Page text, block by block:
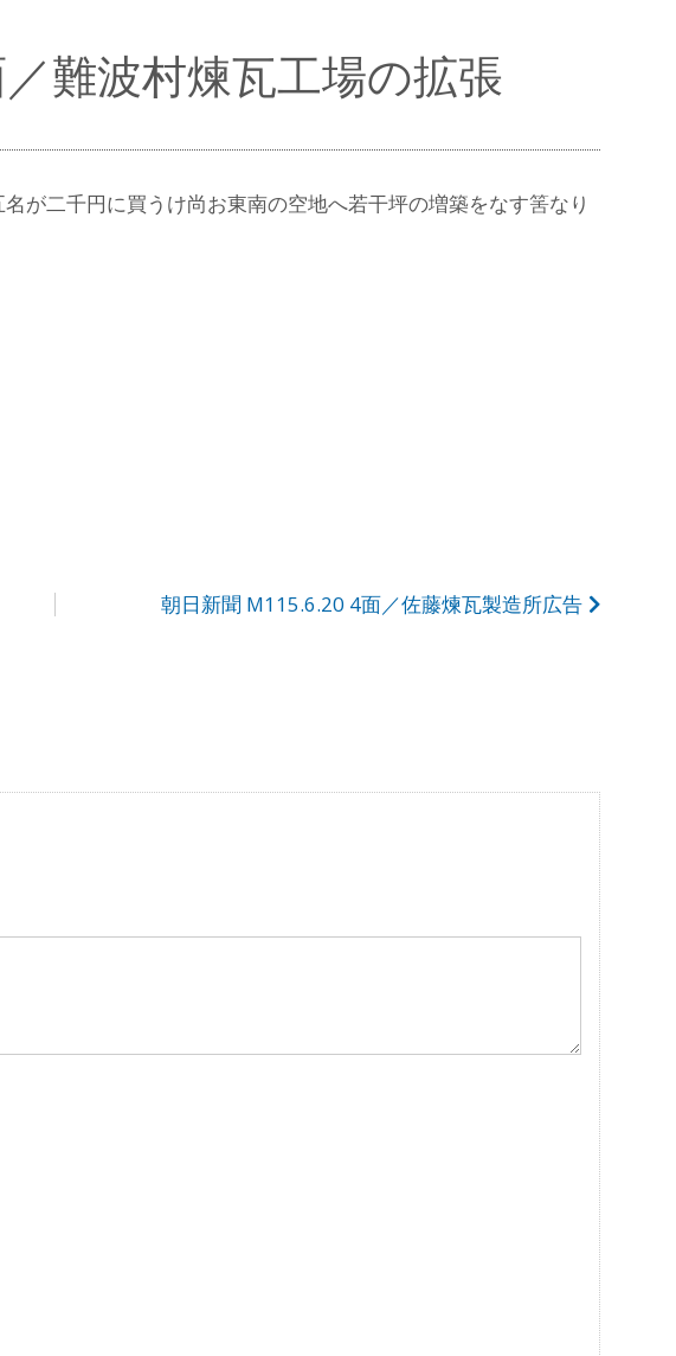
難波村煉瓦工場の拡張
が二千円に買うけ尚お東南の空地へ若干坪の増築をなす筈なり
朝日新聞 M115.6.20 4面／佐藤煉瓦製造所広告